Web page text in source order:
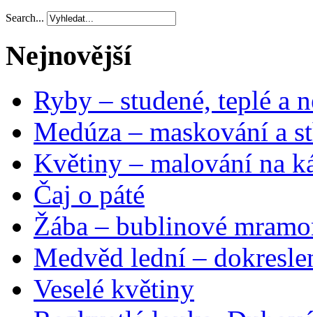
Search...
Nejnovější
Ryby – studené, teplé a
Medúza – maskování a
Květiny – malování na
Čaj o páté
Žába – bublinové
Medvěd lední –
Veselé květiny